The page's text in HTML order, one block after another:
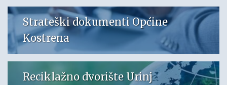
Strateški dokumenti Općine
Kostrena
Reciklažno dvorište Urinj